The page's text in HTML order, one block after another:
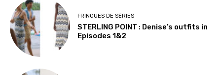
FRINGUES DE SÉRIES
STERLING POINT : Denise’s outfits in
Episodes 1&2